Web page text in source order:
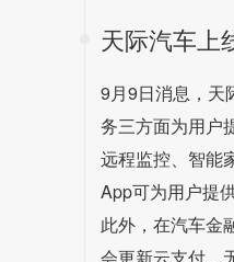
天际汽车上
9月9日消息，天
务三方面为用户
远程监控、智能
App可为用户提
此外，在汽车金